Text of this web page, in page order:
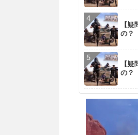
【
の？
【
の？